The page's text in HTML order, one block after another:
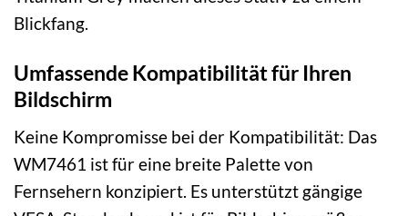
Blickfang.
Umfassende Kompatibilität für Ihren
Bildschirm
Keine Kompromisse bei der Kompatibilität: Das
WM7461 ist für eine breite Palette von
Fernsehern konzipiert. Es unterstützt gängige